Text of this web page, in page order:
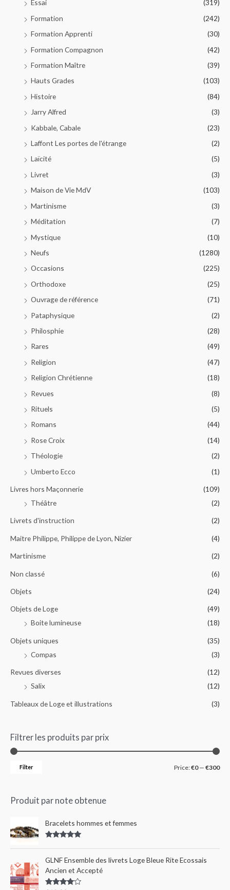
Essai
(319)
Formation
(242)
Formation Apprenti
(30)
Formation Compagnon
(42)
Formation Maître
(39)
Hauts Grades
(103)
Histoire
(84)
Jarry Alfred
(3)
Kabbale, Cabale
(23)
Laffont Les portes de l'étrange
(2)
Laïcité
(5)
Livret
(3)
Maison de Vie MdV
(103)
Martinisme
(3)
Méditation
(7)
Mystique
(10)
Neufs
(1280)
Occasions
(225)
Orthodoxe
(25)
Ouvrage de référence
(71)
Pataphysique
(2)
Philosphie
(28)
Rares
(49)
Religion
(47)
Religion Chrétienne
(18)
Revues
(8)
Rituels
(5)
Romans
(44)
Rose Croix
(14)
Théologie
(2)
Umberto Ecco
(1)
Livres hors Maçonnerie
(109)
Théâtre
(2)
Livrets d'instruction (2)
Maitre Philippe, Philippe de Lyon, Nizier (4)
Martinisme (2)
Non classé (6)
Objets (24)
Objets de Loge
(49)
Boite lumineuse
(18)
Objets uniques
(35)
Compas
(3)
Revues diverses
(12)
Salix
(12)
Tableaux de Loge et illustrations (3)
Filtrer les produits par prix
Filter Price:€0— €300
Produit par note obtenue
Bracelets hommes et femmes
out of 5
GLNF Ensemble des livrets Loge Bleue Rite Ecossais
Ancien et Accepté